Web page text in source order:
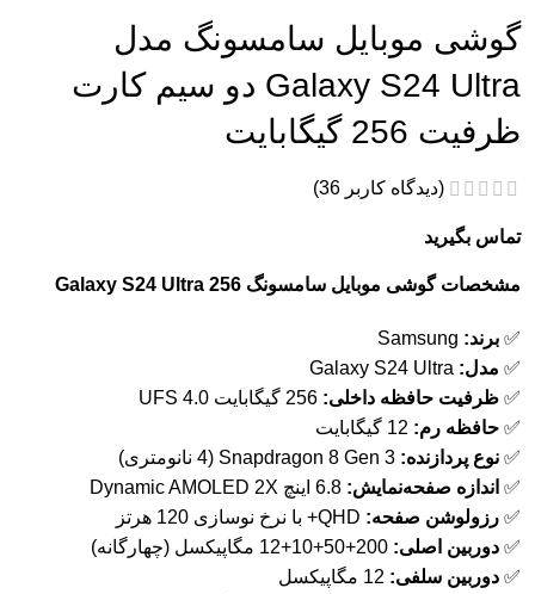
گوشی موبایل سامسونگ مدل
Galaxy S24 Ultra دو سیم کارت
ظرفیت 256 گیگابایت
(دیدگاه کاربر 36
)
تماس بگیرید
مشخصات گوشی موبایل سامسونگ Galaxy S24 Ultra 256
✅ برند:
✅ مدل:
✅ ظرفیت حافظه داخلی:
✅ حافظه رم:
✅ نوع پردازنده:
✅ اندازه صفحه‌نمایش:
✅ رزولوشن صفحه:
✅ دوربین اصلی:
✅ دوربین سلفی: